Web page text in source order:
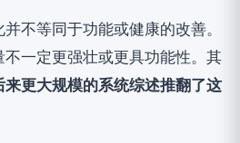
不等同于功能或健康的改善。
一定更强壮或更具功能性。其
来更大规模的系统综述推翻了这